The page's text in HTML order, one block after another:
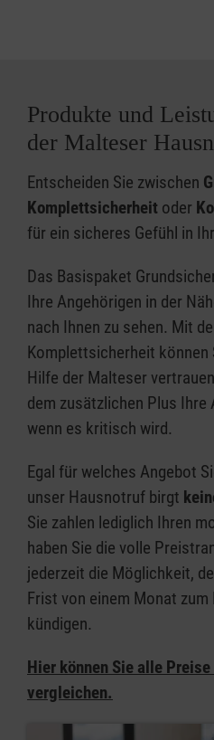
Produkte und
der Malteser
Entscheiden Sie zwischen
Komplettsicherheit oder
für ein sicheres Gefühl in
Das Basispaket
Ihre Angehörigen in der
nach Ihnen zu sehen. Mit
Komplettsicherheit können
Hilfe der Malteser
dem zusätzlichen Plus
wenn es kritisch wird.​
Egal für welches Angebot
unser Hausnotruf birgt
Sie zahlen lediglich Ihren
haben Sie die volle
jederzeit die Möglichkeit,
Frist von einem Monat zum
kündigen.
Hier können Sie alle
vergleichen.